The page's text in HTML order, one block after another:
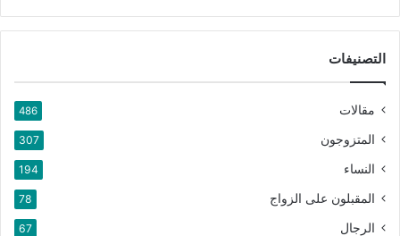
التصنيفات
مقالات 486
المتزوجون 307
النساء 194
المقبلون على الزواج 78
الرجال 67